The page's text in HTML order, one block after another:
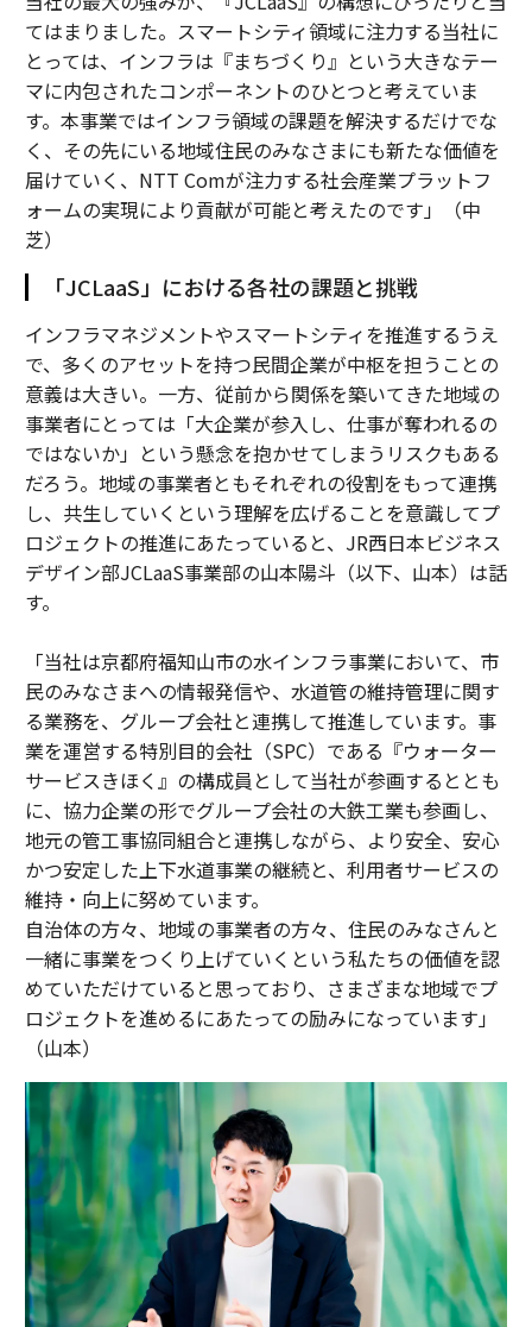
てはまりました。スマートシティ領域に注力する当社に
とっては、インフラは『まちづくり』という大きなテー
マに内包されたコンポーネントのひとつと考えていま
す。本事業ではインフラ領域の課題を解決するだけでな
く、その先にいる地域住民のみなさまにも新たな価値を
届けていく、NTT Comが注力する社会産業プラットフ
ォームの実現により貢献が可能と考えたのです」（中
芝）
「JCLaaS」における各社の課題と挑戦
インフラマネジメントやスマートシティを推進するうえ
で、多くのアセットを持つ民間企業が中枢を担うことの
意義は大きい。一方、従前から関係を築いてきた地域の
事業者にとっては「大企業が参入し、仕事が奪われるの
ではないか」という懸念を抱かせてしまうリスクもある
だろう。地域の事業者ともそれぞれの役割をもって連携
し、共生していくという理解を広げることを意識してプ
ロジェクトの推進にあたっていると、JR西日本ビジネス
デザイン部JCLaaS事業部の山本陽斗（以下、山本）は話
す。
「当社は京都府福知山市の水インフラ事業において、市
民のみなさまへの情報発信や、水道管の維持管理に関す
る業務を、グループ会社と連携して推進しています。事
業を運営する特別目的会社（SPC）である『ウォーター
サービスきほく』の構成員として当社が参画するととも
に、協力企業の形でグループ会社の大鉄工業も参画し、
地元の管工事協同組合と連携しながら、より安全、安心
かつ安定した上下水道事業の継続と、利用者サービスの
維持・向上に努めています。
自治体の方々、地域の事業者の方々、住民のみなさんと
一緒に事業をつくり上げていくという私たちの価値を認
めていただけていると思っており、さまざまな地域でプ
ロジェクトを進めるにあたっての励みになっています」
（山本）